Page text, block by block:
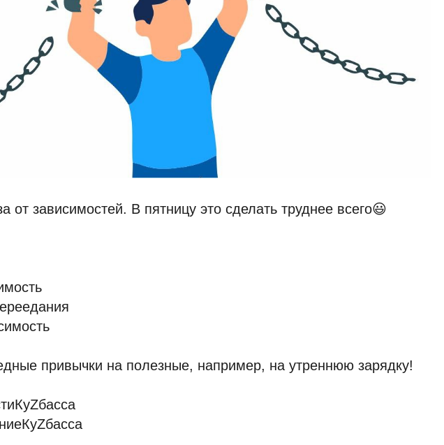
от зависимостей. В пятницу это сделать труднее всего😃
привычки на полезные, например, на утреннюю зарядку!